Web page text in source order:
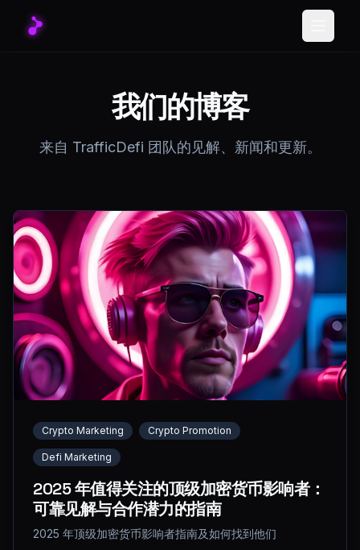
我们的博客
来自 TrafficDefi 团队的见解、新闻和更新。
Crypto Marketing Crypto Promotion
Defi Marketing
2025 年值得关注的顶级加密货币影响者：
可靠见解与合作潜力的指南
2025 年顶级加密货币影响者指南及如何找到他们